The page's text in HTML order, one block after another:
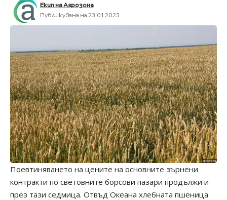
Екип на Агрозона
Публикувана на 23.01.2023
Поевтиняването на цените на основните зърнени
контракти по световните борсови пазари продължи и
през тази седмица. Отвъд Океана хлебната пшеница